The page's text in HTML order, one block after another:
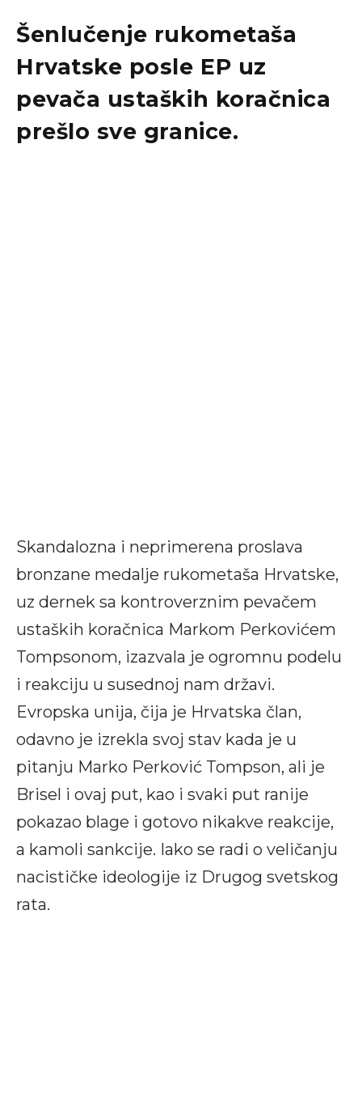
Šenlučenje rukometaša
Hrvatske posle EP uz
pevača ustaških koračnica
prešlo sve granice.
Skandalozna i neprimerena proslava
bronzane medalje rukometaša Hrvatske,
uz dernek sa kontroverznim pevačem
ustaških koračnica Markom Perkovićem
Tompsonom, izazvala je ogromnu podelu
i reakciju u susednoj nam državi.
Evropska unija, čija je Hrvatska član,
odavno je izrekla svoj stav kada je u
pitanju Marko Perković Tompson, ali je
Brisel i ovaj put, kao i svaki put ranije
pokazao blage i gotovo nikakve reakcije,
a kamoli sankcije. Iako se radi o veličanju
nacističke ideologije iz Drugog svetskog
rata.